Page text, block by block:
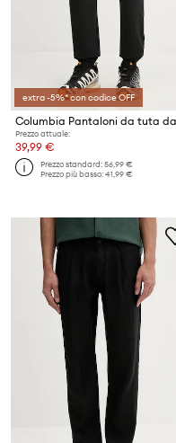
extra -5%* con codice OFF
Prezzo attuale:
39,99 €
Prezzo standard:56,99 €
Prezzo più basso:41,99 €